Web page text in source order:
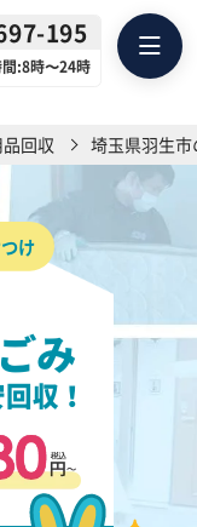
195
:8時〜24時
回収 埼玉県羽生
け
み
収！